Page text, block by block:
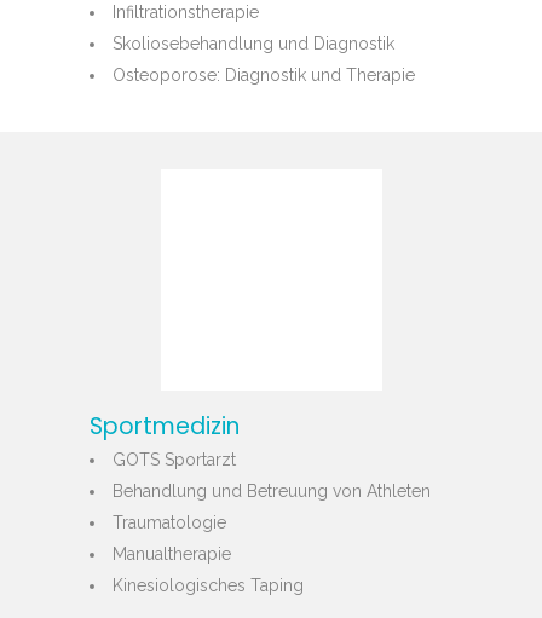
Infiltrationstherapie
Skoliosebehandlung und Diagnostik
Osteoporose: Diagnostik und Therapie
Sportmedizin
GOTS Sportarzt
Behandlung und Betreuung von Athleten
Traumatologie
Manualtherapie
Kinesiologisches Taping